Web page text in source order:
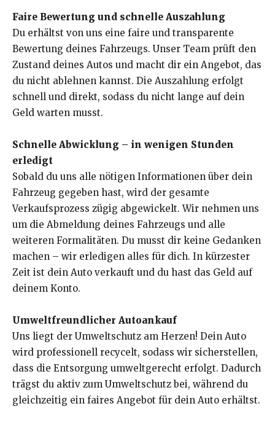
Faire Bewertung und schnelle Auszahlung
Du erhältst von uns eine faire und transparente
Bewertung deines Fahrzeugs. Unser Team prüft den
Zustand deines Autos und macht dir ein Angebot, das
du nicht ablehnen kannst. Die Auszahlung erfolgt
schnell und direkt, sodass du nicht lange auf dein
Geld warten musst.
Schnelle Abwicklung – in wenigen Stunden
erledigt
Sobald du uns alle nötigen Informationen über dein
Fahrzeug gegeben hast, wird der gesamte
Verkaufsprozess zügig abgewickelt. Wir nehmen uns
um die Abmeldung deines Fahrzeugs und alle
weiteren Formalitäten. Du musst dir keine Gedanken
machen – wir erledigen alles für dich. In kürzester
Zeit ist dein Auto verkauft und du hast das Geld auf
deinem Konto.
Umweltfreundlicher Autoankauf
Uns liegt der Umweltschutz am Herzen! Dein Auto
wird professionell recycelt, sodass wir sicherstellen,
dass die Entsorgung umweltgerecht erfolgt. Dadurch
trägst du aktiv zum Umweltschutz bei, während du
gleichzeitig ein faires Angebot für dein Auto erhältst.